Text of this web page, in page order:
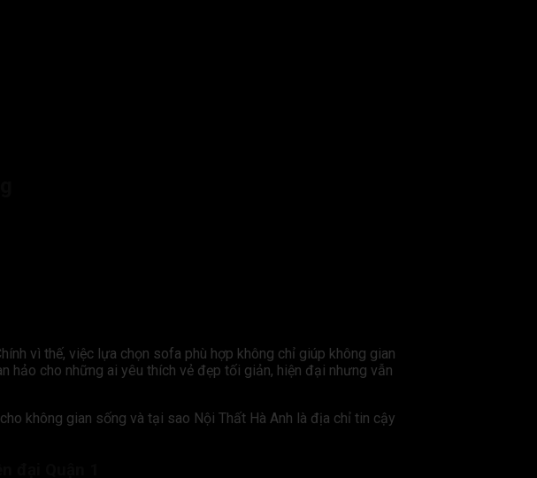
vì thế, việc lựa chọn sofa phù hợp không chỉ giúp không gian
hảo cho những ai yêu thích vẻ đẹp tối giản, hiện đại nhưng vẫn
không gian sống và tại sao Nội Thất Hà Anh là địa chỉ tin cậy